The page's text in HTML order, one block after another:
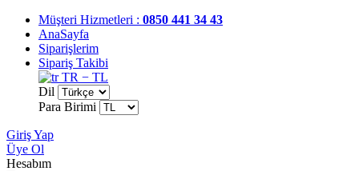
Müşteri Hizmetleri : 0850 441 34 43
AnaSayfa
Siparişlerim
Sipariş Takibi
TR − TL
Dil
Para Birimi
Giriş Yap
Üye Ol
Hesabım